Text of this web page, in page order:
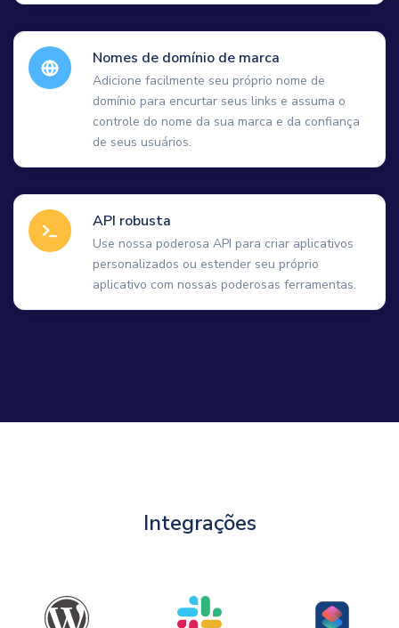
Nomes de domínio de marca
Adicione facilmente seu próprio nome de
domínio para encurtar seus links e assuma o
controle do nome da sua marca e da confiança
de seus usuários.
API robusta
Use nossa poderosa API para criar aplicativos
personalizados ou estender seu próprio
aplicativo com nossas poderosas ferramentas.
Integrações